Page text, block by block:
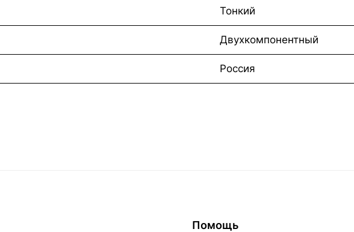
Тонкий
Двухкомпонентный
Россия
Помощь